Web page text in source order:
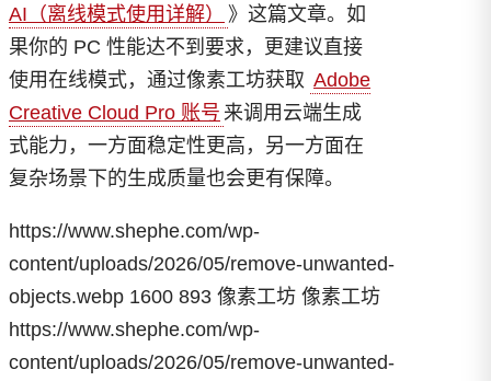
AI（离线模式使用详解）
》这篇文章。如
果你的 PC 性能达不到要求，更建议直接
使用在线模式，通过像素工坊获取 Adobe
Creative Cloud Pro 账号 来调用云端生成
式能力，一方面稳定性更高，另一方面在
复杂场景下的生成质量也会更有保障。
https://www.shephe.com/wp-
content/uploads/2026/05/remove-unwanted-
objects.webp 1600 893 像素工坊 像素工坊
https://www.shephe.com/wp-
content/uploads/2026/05/remove-unwanted-